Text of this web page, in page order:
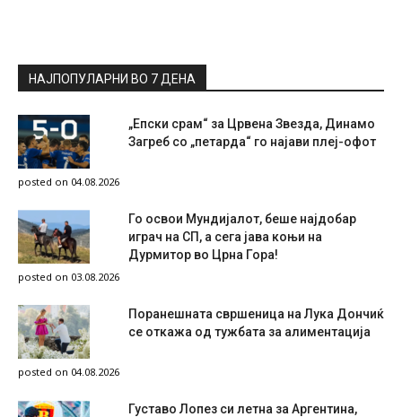
НАЈПОПУЛАРНИ ВО 7 ДЕНА
„Епски срам“ за Црвена Звезда, Динамо
Загреб со „петарда“ го најави плеј-офот
posted on 04.08.2026
Го освои Мундијалот, беше најдобар
играч на СП, а сега јава коњи на
Дурмитор во Црна Гора!
posted on 03.08.2026
Поранешната свршеница на Лука Дончиќ
се откажа од тужбата за алиментација
posted on 04.08.2026
Густаво Лопез си летна за Аргентина,